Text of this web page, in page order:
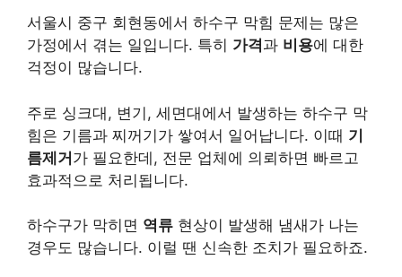
서울시 중구 회현동에서 하수구 막힘 문제는 많은
가정에서 겪는 일입니다. 특히 가격과 비용에 대한
걱정이 많습니다.
주로 싱크대, 변기, 세면대에서 발생하는 하수구 막
힘은 기름과 찌꺼기가 쌓여서 일어납니다. 이때 기
름제거가 필요한데, 전문 업체에 의뢰하면 빠르고
효과적으로 처리됩니다.
하수구가 막히면 역류 현상이 발생해 냄새가 나는
경우도 많습니다. 이럴 땐 신속한 조치가 필요하죠.